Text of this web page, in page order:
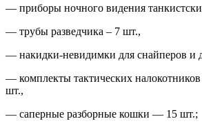
— приборы ночного видения
— трубы разведчика – 7 шт.,
— накидки-невидимки для снайперов и
— комплекты тактических
шт.,
— саперные разборные кошки — 15 шт.;